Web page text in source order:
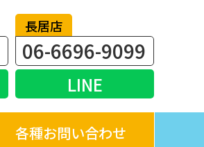
長居店
06-6696-9099
LINE
各種お問い合わせ